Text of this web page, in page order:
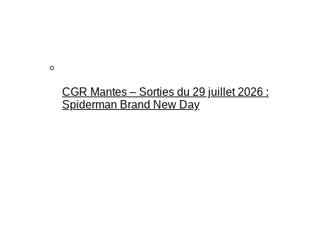
CGR Mantes – Sorties du 29 juillet 2026 :
Spiderman Brand New Day